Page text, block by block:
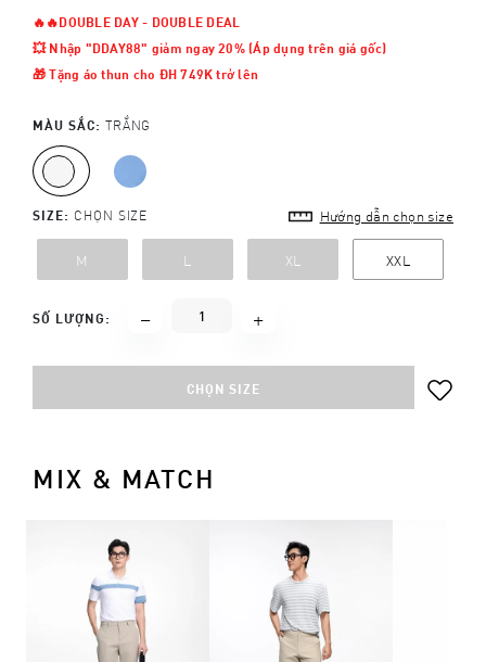
🔥🔥DOUBLE DAY - DOUBLE DEAL
💥 Nhập "DDAY88" giảm ngay 20% (Áp dụng trên giá gốc)
🎁 Tặng áo thun cho ĐH 749K trở lên
MÀU SẮC: TRẮNG
SIZE: CHỌN SIZE Hướng dẫn chọn size
M L XL XXL
SỐ LƯỢNG:
CHỌN SIZE
MIX & MATCH